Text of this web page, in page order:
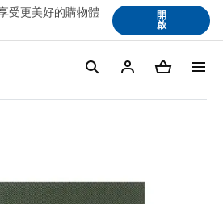
受更美好的購物體
開
啟